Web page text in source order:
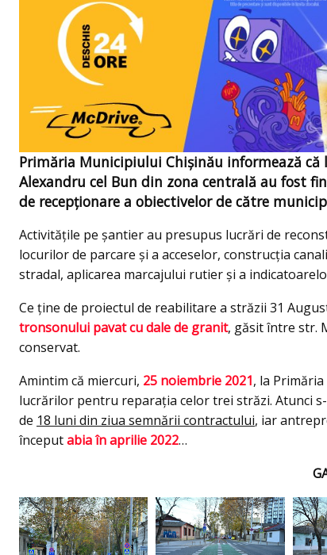
Primăria Municipiului Chișinău informează
Alexandru cel Bun din zona centrală au fost
de recepţionare a obiectivelor de către
Activitățile pe șantier au presupus lucrări de
locurilor de parcare şi a acceselor, construcția
stradal, aplicarea marcajului rutier şi a
Ce ține de proiectul de reabilitare a străzii 31
tronsonului pavat cu dale de granit, găsit între str.
conservat.
Amintim că miercuri, 25 noiembrie 2021, la
lucrărilor pentru reparația celor trei străzi. Atunci
de 18 luni din ziua semnării contractului, iar
începutabia în aprilie 2022…